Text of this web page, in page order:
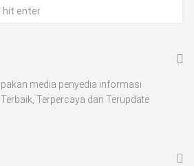
media penyedia informasi
Terpercaya dan Terupdate